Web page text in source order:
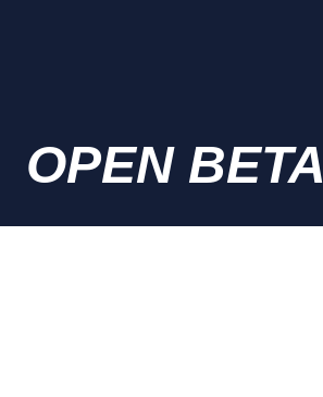
OPEN BETA